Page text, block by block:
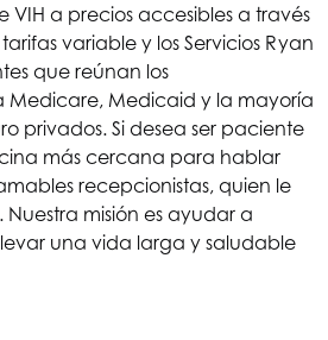
VIH a precios accesibles a través
variable y los Servicios Ryan
que reúnan los
Medicare, Medicaid y la mayoría
privados. Si desea ser paciente
más cercana para hablar
recepcionistas, quien le
misión es ayudar a
una vida larga y saludable